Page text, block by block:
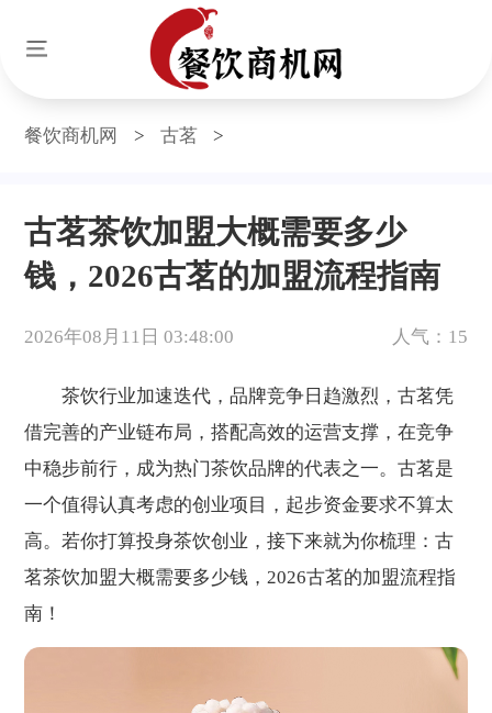
餐饮商机网 > 古茗 >
古茗茶饮加盟大概需要多少
钱，2026古茗的加盟流程指南
2026年08月11日 03:48:00 人气：15
茶饮行业加速迭代，品牌竞争日趋激烈，古茗凭
借完善的产业链布局，搭配高效的运营支撑，在竞争
中稳步前行，成为热门茶饮品牌的代表之一。古茗是
一个值得认真考虑的创业项目，起步资金要求不算太
高。若你打算投身茶饮创业，接下来就为你梳理：古
茗茶饮加盟大概需要多少钱，2026古茗的加盟流程指
南！